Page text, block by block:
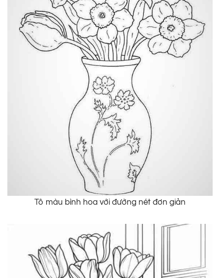
Tô màu bình hoa với đường nét đơn giản